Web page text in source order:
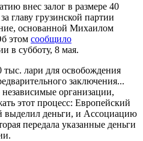
внес залог в размере 40
главу грузинской партии
основанной Михаилом
этом сообщило
в субботу, 8 мая.
лари для освобождения
заключения...
организации,
этот процесс: Европейский
выделил деньги, и Ассоциацию
передала указанные деньги